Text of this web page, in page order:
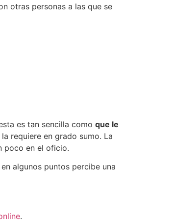
otras personas a las que se
es tan sencilla como que le
requiere en grado sumo. La
poco en el oficio.
algunos puntos percibe una
.